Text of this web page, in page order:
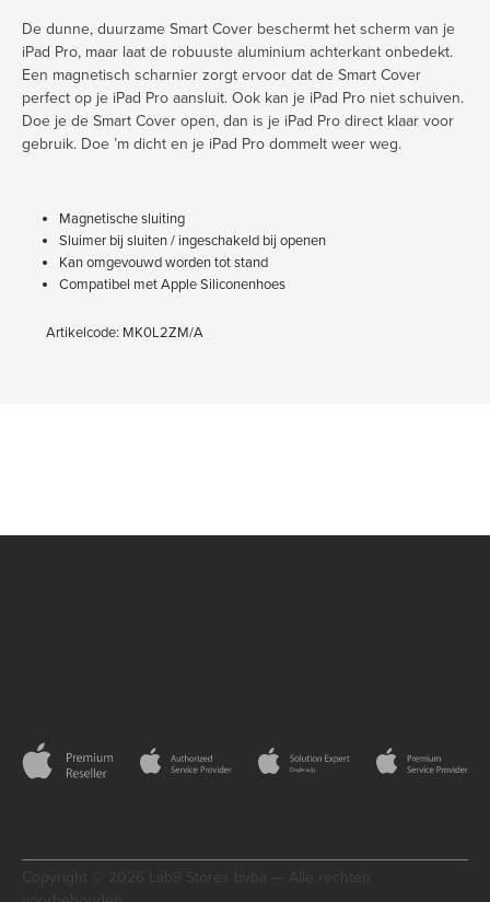
De dunne, duurzame Smart Cover beschermt het scherm van je
iPad Pro, maar laat de robuuste aluminium achterkant onbedekt.
Een magnetisch scharnier zorgt ervoor dat de Smart Cover
perfect op je iPad Pro aansluit. Ook kan je iPad Pro niet schuiven.
Doe je de Smart Cover open, dan is je iPad Pro direct klaar voor
gebruik. Doe ’m dicht en je iPad Pro dommelt weer weg.
Magnetische sluiting
Sluimer bij sluiten / ingeschakeld bij openen
Kan omgevouwd worden tot stand
Compatibel met Apple Siliconenhoes
Artikelcode: MK0L2ZM/A
Copyright © 2026 Lab9 Stores bvba — Alle rechten